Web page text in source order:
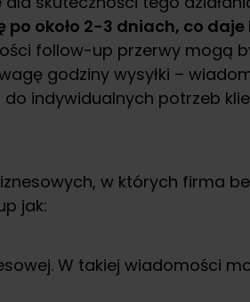
około 2-3 dniach, co
follow-up przerwy mogą
godziny wysyłki –
indywidualnych potrzeb
w których firma
jak:
W takiej wiadomości